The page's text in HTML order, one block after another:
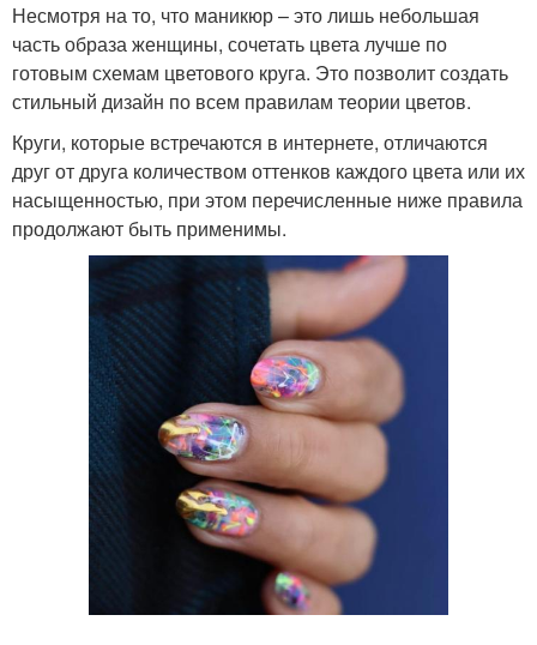
Несмотря на то, что маникюр – это лишь небольшая
часть образа женщины, сочетать цвета лучше по
готовым схемам цветового круга. Это позволит создать
стильный дизайн по всем правилам теории цветов.
Круги, которые встречаются в интернете, отличаются
друг от друга количеством оттенков каждого цвета или их
насыщенностью, при этом перечисленные ниже правила
продолжают быть применимы.